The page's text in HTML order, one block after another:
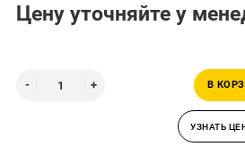
Цену уточняйте у
В
УЗНАТЬ